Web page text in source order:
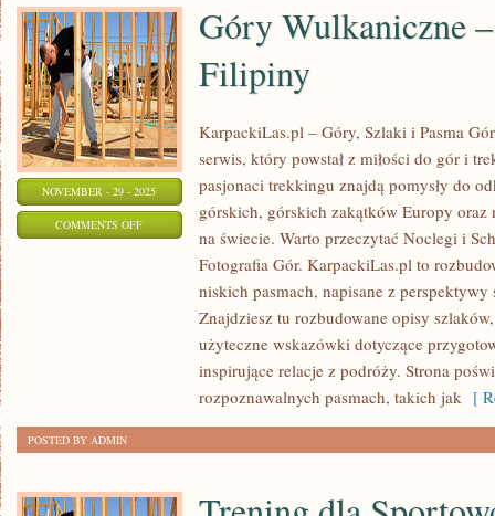
NOVEMBER - 29 - 2025
COMMENTS OFFON
Góry Wulkaniczne
Filipiny
KarpackiLas.pl – Góry, Szlaki i Pasma
serwis, który powstał z miłości do gór i
pasjonaci trekkingu znajdą pomysły do
górskich, górskich zakątków Europy
na świecie. Warto przeczytać Noclegi i
Fotografia Gór. KarpackiLas.pl to
niskich pasmach, napisane z
Znajdziesz tu rozbudowane opisy
użyteczne wskazówki dotyczące
inspirujące relacje z podróży. Strona
rozpoznawalnych pasmach, takich jak [
POSTED BY ADMIN